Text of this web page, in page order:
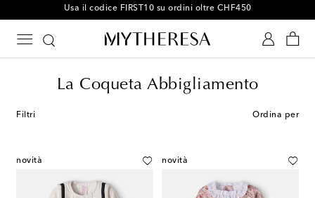
-10% sul tuo primo ordine su articoli selezionati
La Coqueta Abbigliamento
Filtri Ordina per
novità novità